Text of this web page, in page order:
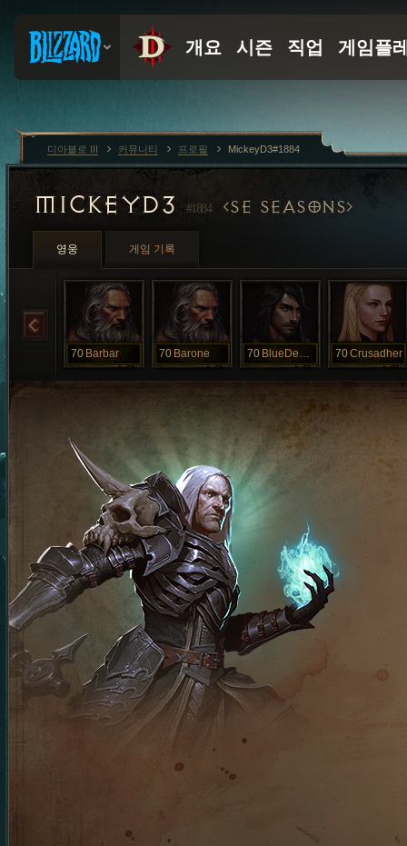
MICKEYD3 #1884 SE SEASONS
영웅 게임 기록
70 Barbar 70 Barone 70 BlueDemon 70Crusadher
디아블로 III 커뮤니티 프로필 MickeyD3#1884